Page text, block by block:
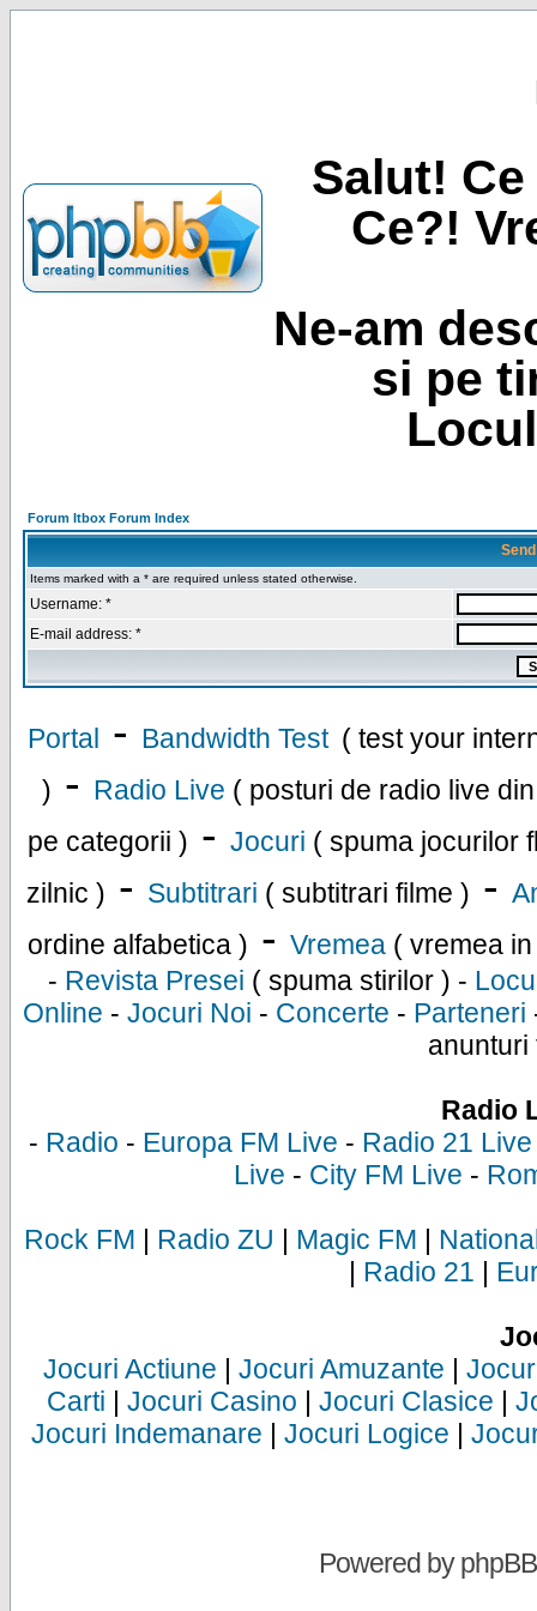
Salut!
Ce?!
Ne-am
si pe
Forum Itbox Forum Index
Items marked with a * are required unless stated otherwise.
Username: *
E-mail address: *
Portal - Bandwidth Test ( test your
) - Radio Live ( posturi de radio live
pe categorii ) - Jocuri ( spuma jocurilor
zilnic ) - Subtitrari ( subtitrari filme ) -
ordine alfabetica ) - Vremea ( vremea
- Revista Presei ( spuma stirilor ) -
Online - Jocuri Noi - Concerte - Parteneri
anunturi
Radio
- Radio - Europa FM Live - Radio 21 Live
Live - City FM Live -
Rock FM | Radio ZU | Magic FM |
| Radio 21 |
Jocuri Actiune | Jocuri Amuzante |
Carti | Jocuri Casino | Jocuri Clasice |
Jocuri Indemanare | Jocuri Logice |
Powered byphpBB